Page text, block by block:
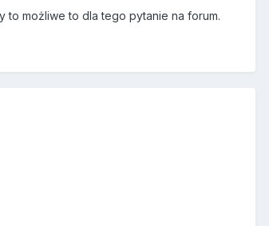
to możliwe to dla tego pytanie na forum.